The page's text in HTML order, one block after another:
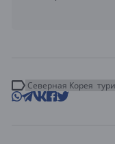
Северная Корея